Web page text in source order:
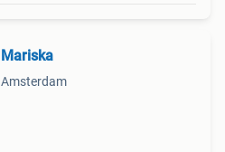
Mariska
Amsterdam